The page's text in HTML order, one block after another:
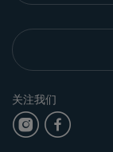
关注我们